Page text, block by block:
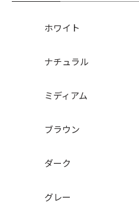
ホワイト
ナチュラル
ミディアム
ブラウン
ダーク
グレー